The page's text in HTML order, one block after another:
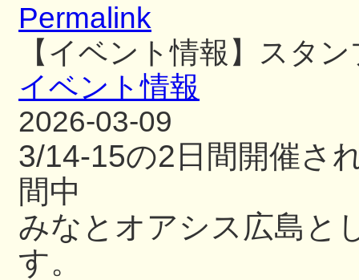
Permalink
【イベント情報】スタ
イベント情報
2026-03-09
3/14-15の2日間開催さ
間中
みなとオアシス広島と
す。